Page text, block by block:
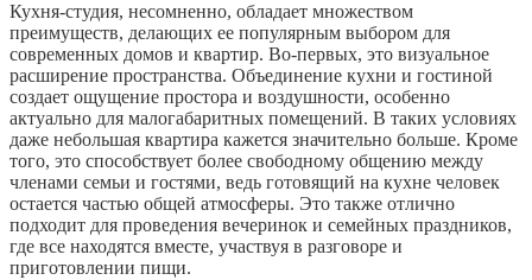
Кухня-студия, несомненно, обладает множеством
преимуществ, делающих ее популярным выбором для
современных домов и квартир. Во-первых, это визуальное
расширение пространства. Объединение кухни и гостиной
создает ощущение простора и воздушности, особенно
актуально для малогабаритных помещений. В таких условиях
даже небольшая квартира кажется значительно больше. Кроме
того, это способствует более свободному общению между
членами семьи и гостями, ведь готовящий на кухне человек
остается частью общей атмосферы. Это также отлично
подходит для проведения вечеринок и семейных праздников,
где все находятся вместе, участвуя в разговоре и
приготовлении пищи.